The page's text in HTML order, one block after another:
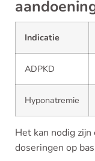
Indicatie
ADPKD
Hyponatremie
Het kan nodig
doseringen op